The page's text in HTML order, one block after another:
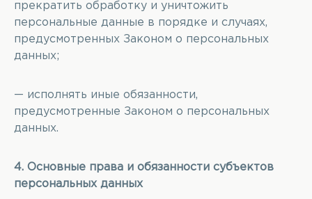
прекратить обработку и уничтожить
персональные данные в порядке и случаях,
предусмотренных Законом о персональных
данных;
— исполнять иные обязанности,
предусмотренные Законом о персональных
данных.
4. Основные права и обязанности субъектов
персональных данных